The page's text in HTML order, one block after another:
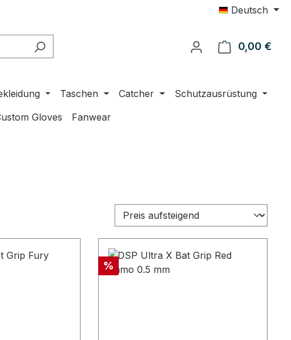
Deutsch
0,00 €
Taschen Catcher
Schutzausrüstung
Gloves Fanwear
Rabatt
%